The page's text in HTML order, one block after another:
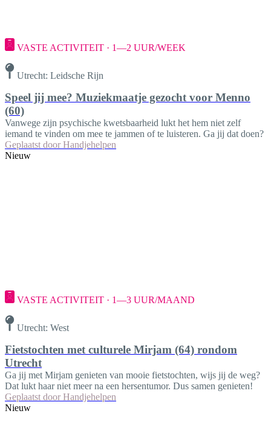
VASTE ACTIVITEIT · 1—2 UUR/WEEK
Utrecht: Leidsche Rijn
Speel jij mee? Muziekmaatje gezocht voor Menno
(60)
Vanwege zijn psychische kwetsbaarheid lukt het hem niet zelf
iemand te vinden om mee te jammen of te luisteren. Ga jij dat doen?
Geplaatst door Handjehelpen
Nieuw
VASTE ACTIVITEIT · 1—3 UUR/MAAND
Utrecht: West
Fietstochten met culturele Mirjam (64) rondom
Utrecht
Ga jij met Mirjam genieten van mooie fietstochten, wijs jij de weg?
Dat lukt haar niet meer na een hersentumor. Dus samen genieten!
Geplaatst door Handjehelpen
Nieuw